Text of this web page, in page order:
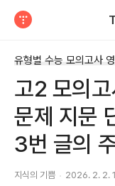
고2 모의
문제 지문
3번 글의
지식의 기쁨 2026. 2. 2.